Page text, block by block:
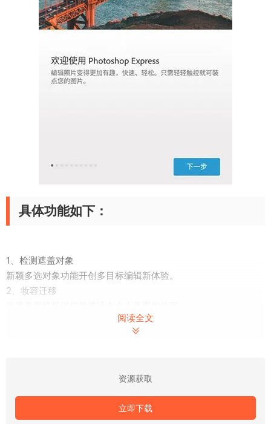
具体功能如下：
1、检测遮盖对象
新颖多选对象功能开创多目标编辑新体验。
2、妆容迁移
• 运用可选编辑功能处理局部图像，同时保留其余区域的原始状
• 组合照片，创意美化您的图片。
• 魅力、哑光、黑白、肖像和双色调等多种外观滤镜让您设计唯
阅读全文
资源获取
立即下载